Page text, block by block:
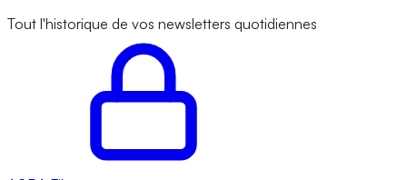
Tout l'historique de vos newsletters quotidiennes